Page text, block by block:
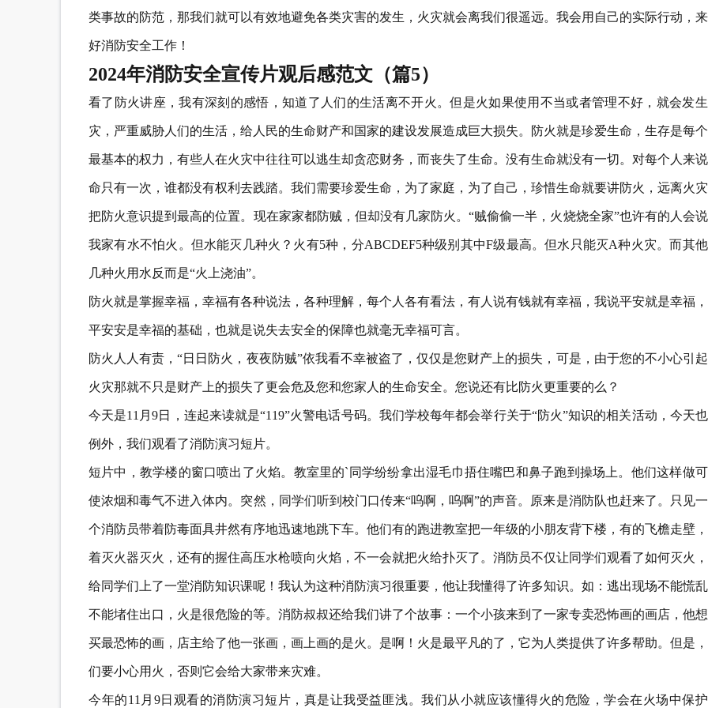
类事故的防范，那我们就可以有效地避免各类灾害的发生，火灾就会离我们很遥远。我会用自己的实际行动，
好消防安全工作！
2024年消防安全宣传片观后感范文（篇5）
看了防火讲座，我有深刻的感悟，知道了人们的生活离不开火。但是火如果使用不当或者管理不好，就会发
灾，严重威胁人们的生活，给人民的生命财产和国家的建设发展造成巨大损失。防火就是珍爱生命，生存是每个
最基本的权力，有些人在火灾中往往可以逃生却贪恋财务，而丧失了生命。没有生命就没有一切。对每个人来
命只有一次，谁都没有权利去践踏。我们需要珍爱生命，为了家庭，为了自己，珍惜生命就要讲防火，远离火灾
把防火意识提到最高的位置。现在家家都防贼，但却没有几家防火。“贼偷偷一半，火烧烧全家”也许有的人会说
我家有水不怕火。但水能灭几种火？火有5种，分ABCDEF5种级别其中F级最高。但水只能灭A种火灾。而其
几种火用水反而是“火上浇油”。
防火就是掌握幸福，幸福有各种说法，各种理解，每个人各有看法，有人说有钱就有幸福，我说平安就是幸福
平安安是幸福的基础，也就是说失去安全的保障也就毫无幸福可言。
防火人人有责，“日日防火，夜夜防贼”依我看不幸被盗了，仅仅是您财产上的损失，可是，由于您的不小心引
火灾那就不只是财产上的损失了更会危及您和您家人的生命安全。您说还有比防火更重要的么？
今天是11月9日，连起来读就是“119”火警电话号码。我们学校每年都会举行关于“防火”知识的相关活动，今天
例外，我们观看了消防演习短片。
短片中，教学楼的窗口喷出了火焰。教室里的`同学纷纷拿出湿毛巾捂住嘴巴和鼻子跑到操场上。他们这样做
使浓烟和毒气不进入体内。突然，同学们听到校门口传来“呜啊，呜啊”的声音。原来是消防队也赶来了。只见
个消防员带着防毒面具井然有序地迅速地跳下车。他们有的跑进教室把一年级的小朋友背下楼，有的飞檐走壁
着灭火器灭火，还有的握住高压水枪喷向火焰，不一会就把火给扑灭了。消防员不仅让同学们观看了如何灭火
给同学们上了一堂消防知识课呢！我认为这种消防演习很重要，他让我懂得了许多知识。如：逃出现场不能慌乱
不能堵住出口，火是很危险的等。消防叔叔还给我们讲了个故事：一个小孩来到了一家专卖恐怖画的画店，他
买最恐怖的画，店主给了他一张画，画上画的是火。是啊！火是最平凡的了，它为人类提供了许多帮助。但是
们要小心用火，否则它会给大家带来灾难。
今年的11月9日观看的消防演习短片，真是让我受益匪浅。我们从小就应该懂得火的危险，学会在火场中保